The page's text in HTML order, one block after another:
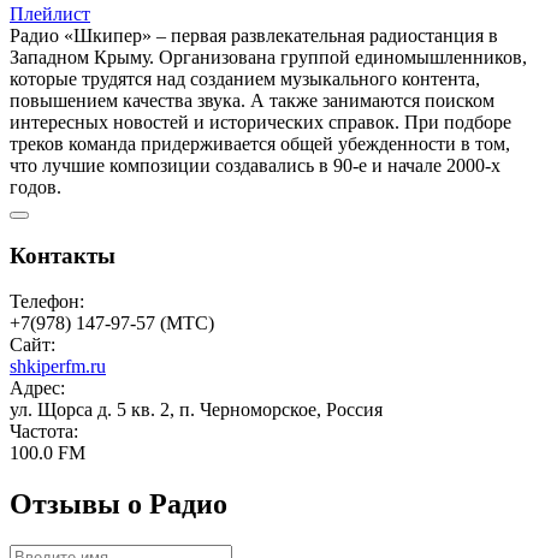
Плейлист
Радио «Шкипер» – первая развлекательная радиостанция в
Западном Крыму. Организована группой единомышленников,
которые трудятся над созданием музыкального контента,
повышением качества звука. А также занимаются поиском
интересных новостей и исторических справок. При подборе
треков команда придерживается общей убежденности в том,
что лучшие композиции создавались в 90-е и начале 2000-х
годов.
Контакты
Телефон:
+7(978) 147-97-57 (МТС)
Сайт:
shkiperfm.ru
Адрес:
ул. Щорса д. 5 кв. 2, п. Черноморское, Россия
Частота:
100.0 FM
Отзывы о Радио